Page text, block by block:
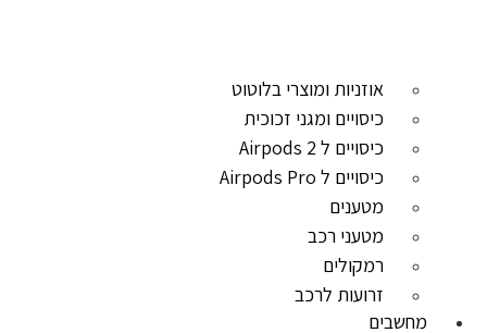
אוזניות ומוצרי בלוטוט
כיסויים ומגני זכוכית
כיסויים ל Airpods 2
כיסויים ל Airpods Pro
מטענים
מטעני רכב
רמקולים
זרועות לרכב
מחשבים